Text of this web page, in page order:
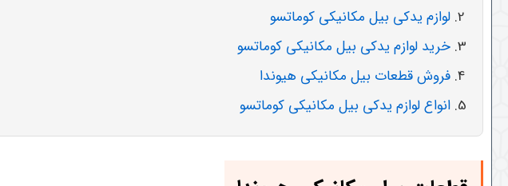
لوازم یدکی بیل مکانیکی کوماتسو
خرید لوازم یدکی بیل مکانیکی کوماتسو
فروش قطعات بیل مکانیکی هیوندا
انواع لوازم یدکی بیل مکانیکی کوماتسو